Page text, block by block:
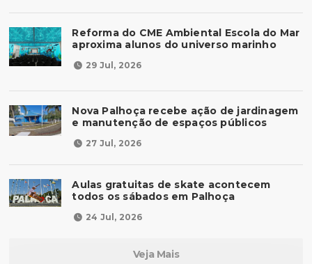
Reforma do CME Ambiental Escola do Mar
aproxima alunos do universo marinho
29 Jul, 2026
Nova Palhoça recebe ação de jardinagem
e manutenção de espaços públicos
27 Jul, 2026
Aulas gratuitas de skate acontecem
todos os sábados em Palhoça
24 Jul, 2026
Veja Mais